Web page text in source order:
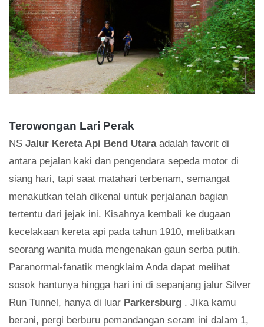
Terowongan Lari Perak
NS Jalur Kereta Api Bend Utara adalah favorit di
antara pejalan kaki dan pengendara sepeda motor di
siang hari, tapi saat matahari terbenam, semangat
menakutkan telah dikenal untuk perjalanan bagian
tertentu dari jejak ini. Kisahnya kembali ke dugaan
kecelakaan kereta api pada tahun 1910, melibatkan
seorang wanita muda mengenakan gaun serba putih.
Paranormal-fanatik mengklaim Anda dapat melihat
sosok hantunya hingga hari ini di sepanjang jalur Silver
Run Tunnel, hanya di luar Parkersburg . Jika kamu
berani, pergi berburu pemandangan seram ini dalam 1,